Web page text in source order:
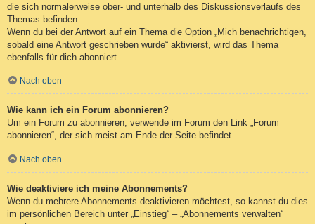
die sich normalerweise ober- und unterhalb des Diskussionsverlaufs des
Themas befinden.
Wenn du bei der Antwort auf ein Thema die Option „Mich benachrichtigen,
sobald eine Antwort geschrieben wurde“ aktivierst, wird das Thema
ebenfalls für dich abonniert.
Nach oben
Wie kann ich ein Forum abonnieren?
Um ein Forum zu abonnieren, verwende im Forum den Link „Forum
abonnieren“, der sich meist am Ende der Seite befindet.
Nach oben
Wie deaktiviere ich meine Abonnements?
Wenn du mehrere Abonnements deaktivieren möchtest, so kannst du dies
im persönlichen Bereich unter „Einstieg“ – „Abonnements verwalten“